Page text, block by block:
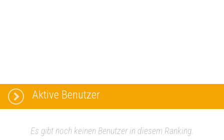
Aktive Benutzer
Es gibt noch keinen Benutzer in diesem Ranking.